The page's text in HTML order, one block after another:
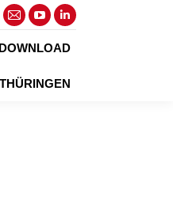
E-
Mail
opens
YouTube
page
in
Linkedin
page
in
DOWNLOAD